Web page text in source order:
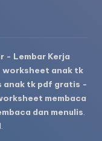
- Lembar Kerja
anak tk
anak tk pdf gratis -
membaca
dan menulis.